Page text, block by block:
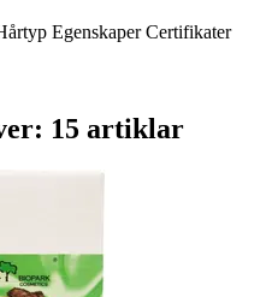
Egenskaper Certifikater
15 artiklar